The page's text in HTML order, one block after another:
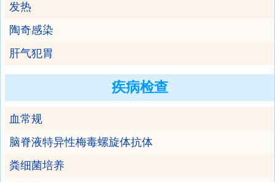
发热
陶奇感染
肝气犯胃
疾病检查
血常规
脑脊液特异性梅毒螺旋体抗体
粪细菌培养